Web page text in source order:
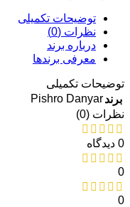
توضیحات تکمیلی
نظرات (0)
درباره برند
معرفی برند‌ها
توضیحات تکمیلی
برندPishro Danyar
نظرات (0)
0 دیدگاه
0
0